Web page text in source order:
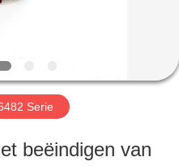
Serie
beëindigen van